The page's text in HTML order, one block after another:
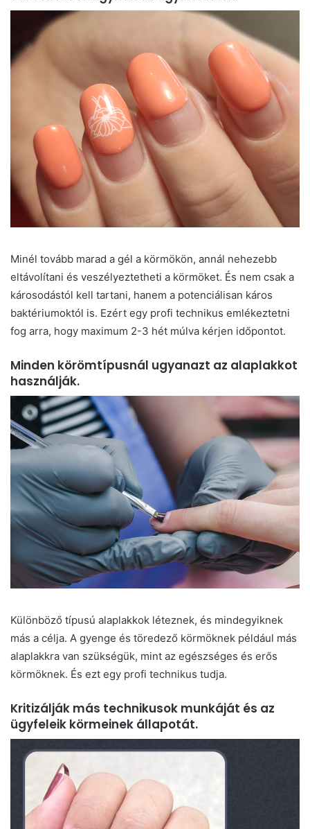
Minél tovább marad a gél a körmökön, annál nehezebb
eltávolítani és veszélyeztetheti a körmöket. És nem csak a
károsodástól kell tartani, hanem a potenciálisan káros
baktériumoktól is. Ezért egy profi technikus emlékeztetni
fog arra, hogy maximum 2-3 hét múlva kérjen időpontot.
Minden körömtípusnál ugyanazt az alaplakkot
használják.
Különböző típusú alaplakkok léteznek, és mindegyiknek
más a célja. A gyenge és töredező körmöknek például más
alaplakkra van szükségük, mint az egészséges és erős
körmöknek. És ezt egy profi technikus tudja.
Kritizálják más technikusok munkáját és az
ügyfeleik körmeinek állapotát.